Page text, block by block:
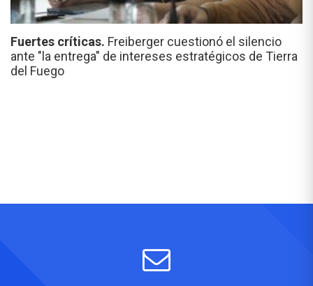
Fuertes críticas. Freiberger cuestionó el silencio
ante "la entrega" de intereses estratégicos de Tierra
del Fuego